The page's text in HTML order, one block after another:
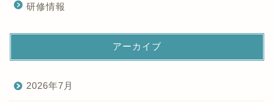
研修情報
アーカイブ
2026年7月